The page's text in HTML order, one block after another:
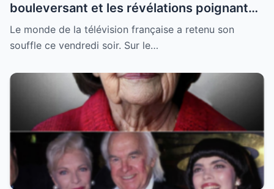
bouleversant et les révélations poignantes
après la perte de son mari
Le monde de la télévision française a retenu son
souffle ce vendredi soir. Sur le…